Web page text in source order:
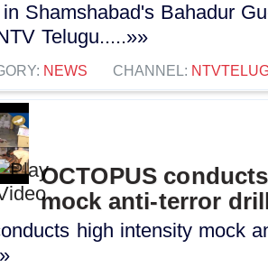
Shamshabad's Bahadur
Telugu.....»»
NEWS CHANNEL:
OCTOPUS
mock anti-terror
high intensity mock